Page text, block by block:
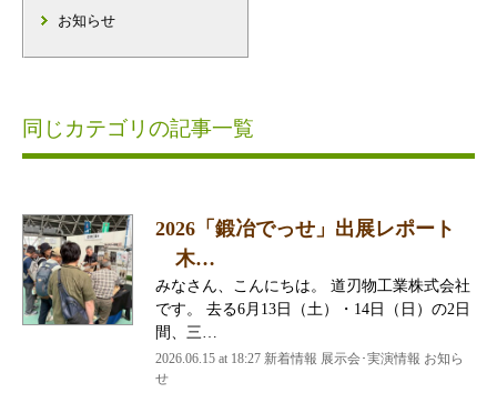
お知らせ
同じカテゴリの記事一覧
2026「鍛冶でっせ」出展レポート
木…
みなさん、こんにちは。 道刃物工業株式会社
です。 去る6月13日（土）・14日（日）の2日
間、三…
2026.06.15 at 18:27 新着情報 展示会･実演情報 お知ら
せ